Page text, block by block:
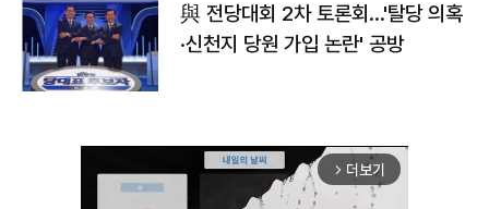
與 전당대회 2차 토론회…'탈당 의혹
·신천지 당원 가입 논란' 공방
arrow_forward_ios 더보기